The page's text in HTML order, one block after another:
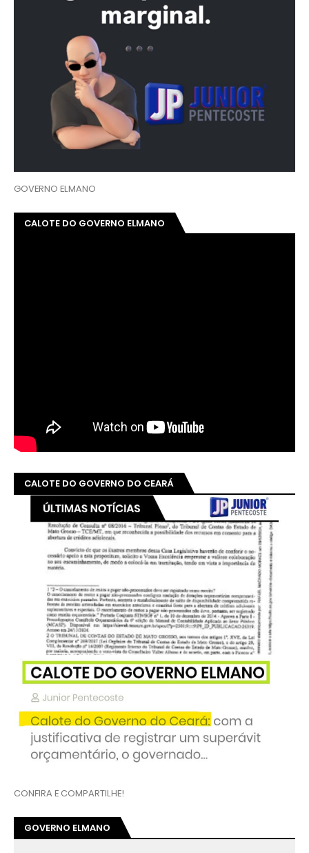
GOVERNO ELMANO
CALOTE DO GOVERNO ELMANO
CALOTE DO GOVERNO DO CEARÁ
CONFIRA E COMPARTILHE!
GOVERNO ELMANO